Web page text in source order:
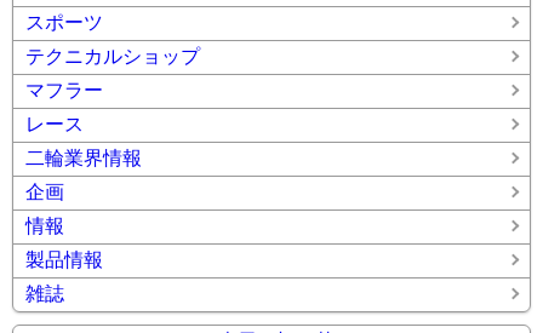
スポーツ
テクニカルショップ
マフラー
レース
二輪業界情報
企画
情報
製品情報
雑誌